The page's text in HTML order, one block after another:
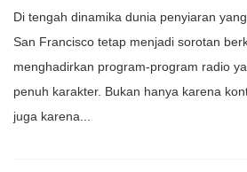
Di tengah dinamika dunia penyiaran
San Francisco tetap menjadi sorotan
menghadirkan program-program radio
penuh karakter. Bukan hanya karena
juga karena...